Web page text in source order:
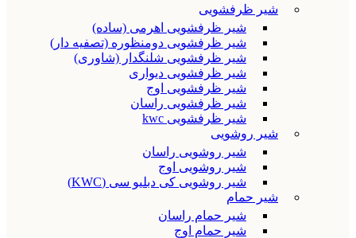
شیر ظرفشویی
شیر ظرفشویی اهرمی (ساده)
شیر ظرفشویی دومنظوره (تصفیه دار)
شیر ظرفشویی شلنگدار (شاوری)
شیر ظرفشویی دیواری
شیر ظرفشویی اوج
شیر ظرفشویی راسان
شیر ظرفشویی kwc
شیر روشویی
شیر روشویی راسان
شیر روشویی اوج
شیر روشویی کی دبلیو سی (KWC)
شیر حمام
شیر حمام راسان
شیر حمام اوج